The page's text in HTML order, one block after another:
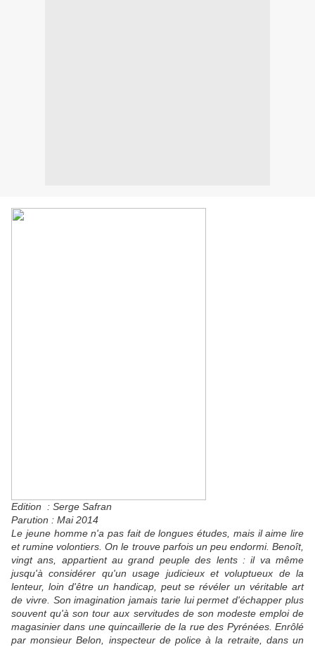
Edition : Serge Safran
Parution : Mai 2014
Le jeune homme n'a pas fait de longues études, mais il aime lire
et rumine volontiers. On le trouve parfois un peu endormi. Benoît,
vingt ans, appartient au grand peuple des lents : il va même
jusqu'à considérer qu'un usage judicieux et voluptueux de la
lenteur, loin d'être un handicap, peut se révéler un véritable art
de vivre. Son imagination jamais tarie lui permet d'échapper plus
souvent qu'à son tour aux servitudes de son modeste emploi de
magasinier dans une quincaillerie de la rue des Pyrénées. Enrôlé
par monsieur Belon, inspecteur de police à la retraite, dans un